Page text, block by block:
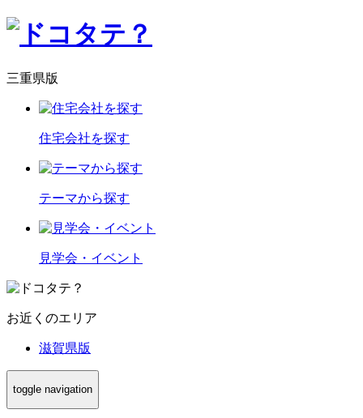
三重県版
住宅会社を探す
テーマから探す
見学会・イベント
お近くのエリア
滋賀県版
toggle navigation